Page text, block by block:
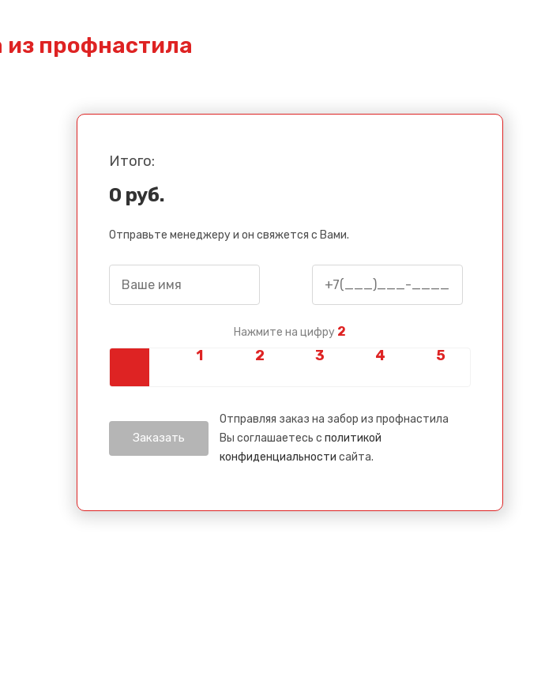
из профнастила
Итого:
0 руб.
Отправьте менеджеру и он свяжется с Вами.
Нажмите на цифру 2
Отправляя заказ на забор из профнастила
Вы соглашаетесь с политикой
конфиденциальности сайта.